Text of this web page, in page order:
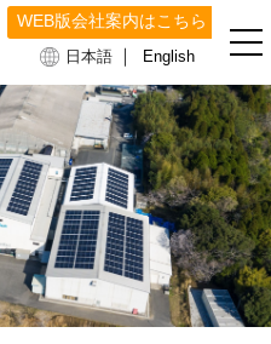
日本語 ｜ English
WEB版会社案内はこちら